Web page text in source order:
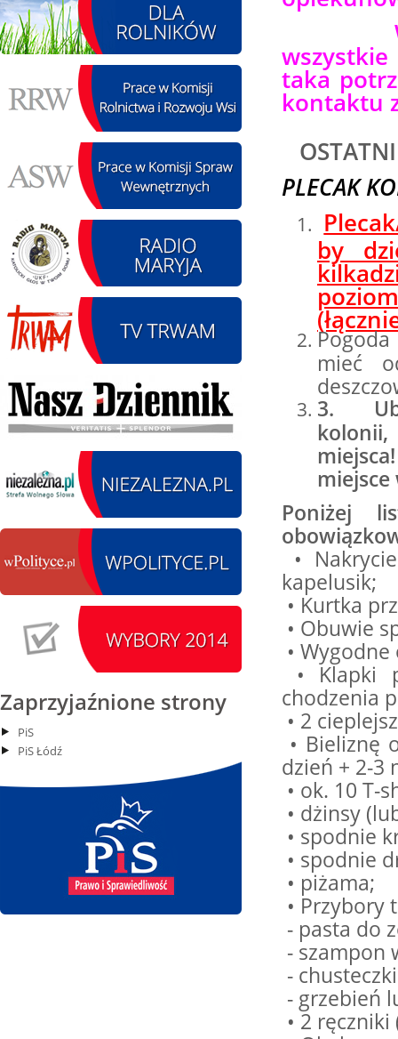
SIERPIEŃ
09
09.08.2026 r. -
Jubileusz OSP. Żerniki
czytaj więcej
SIERPIEŃ
11
11.08.2026 r. -
Popisanie unowy z
firmą Boenig. Łódź
czytaj więcej
SIERPIEŃ
12
Oddanie drogi.
czytaj więcej
13
Pojazdów
zabytkowych. Wieluń
Ożarów
czytaj więcej
14
14.08.2026 r. - Dzień
Kiernozia
SIERPIEŃ
15
Wojska Polskiego.
Łódź
czytaj więcej
Chrzanisko.
Zaprzyjaźnione strony
PiS
PiS Łódź
W
taka
kontaktu
PLECAK
by
mieć
3.
miejsce
Poniżej
•
kapelusik;
• Kurtka
• Obuwie
•
• Klapki
chodzenia
• 2
• Bieliznę
dzień + 2-3
• ok. 10 T-
• dżinsy
• spodnie
• spodnie
• piżama;
• Przybory
- pasta do
- szampon
-
- grzebień
• 2